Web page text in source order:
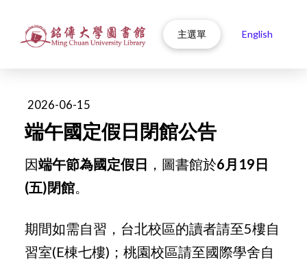
主選單 English
2026-06-15
端午國定假日閉館公告
因端午節為國定假日 ，圖書館於6月19日
(五)閉館
期間如需自習，台北校區的讀者請至5樓自
習室(E棟七樓)；桃園校區請至國際學舍自